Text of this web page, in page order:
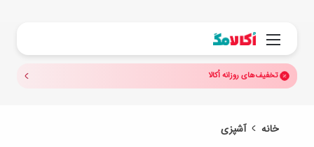
منو
تخفیف‌های روزانه اُکالا
خانه آشپزی